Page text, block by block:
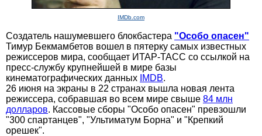
IMDb.com
Создатель нашумевшего блокбастера "Особо опасен"
Тимур Бекмамбетов вошел в пятерку самых известных
режиссеров мира, сообщает ИТАР-ТАСС со ссылкой на
пресс-службу крупнейшей в мире базы
кинематографических данных IMDB.
26 июня на экраны в 22 странах вышла новая лента
режиссера, собравшая во всем мире свыше 84 млн
долларов. Кассовые сборы "Особо опасен" превзошли
"300 спартанцев", "Ультиматум Борна" и "Крепкий
орешек".